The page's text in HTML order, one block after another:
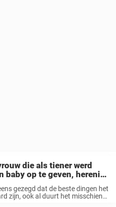
die als tiener werd
baby op te geven, herenigd
gezegd dat de beste dingen het
zijn, ook al duurt het misschien